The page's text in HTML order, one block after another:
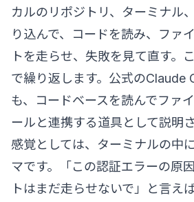
カルのリポジトリ、ターミナ
り込んで、コードを読み、ファ
トを走らせ、失敗を見て直す。
で繰り返します。公式のClaude
も、コードベースを読んでファ
ールと連携する道具として説明さ
感覚としては、ターミナルの中
マです。「この認証エラーの原
トはまだ走らせないで」と言え